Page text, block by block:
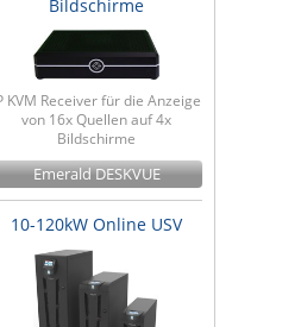
Bildschirme
KVM Receiver für die Anzeige
von 16x Quellen auf 4x
Bildschirme
Emerald DESKVUE
10-120kW Online USV